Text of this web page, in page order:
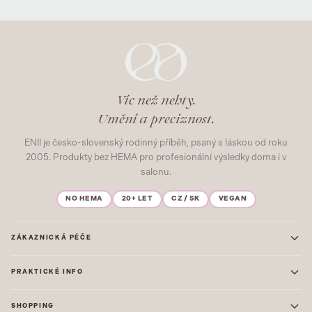
Víc než nehty.
Umění a preciznost.
ENII je česko-slovenský rodinný příběh, psaný s láskou od roku
2005. Produkty bez HEMA pro profesionální výsledky doma i v
salonu.
NO HEMA 20+ LET CZ / SK VEGAN
ZÁKAZNICKÁ PÉČE
Časté dotazy
Mapa stránek
PRAKTICKÉ INFO
SHOPPING